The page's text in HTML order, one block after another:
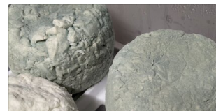
ト
数
数